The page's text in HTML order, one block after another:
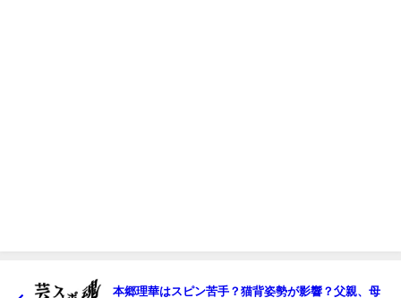
本郷理華はスピン苦手？猫背姿勢が影響？父親、母